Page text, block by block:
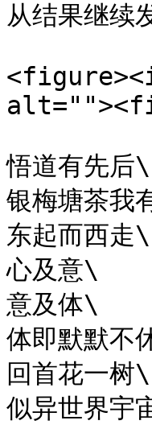
从结果继续
悟道有先后\
银梅塘茶我
东起而西走\
心及意\
意及体\
体即默默不
回首花一树\
似异世界宇